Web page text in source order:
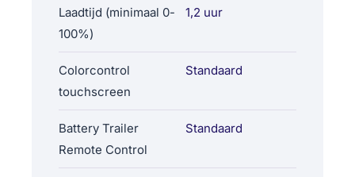
Laadtijd (minimaal 0-
100%)
1,2 uur
Colorcontrol
touchscreen
Standaard
Battery Trailer
Remote Control
Standaard